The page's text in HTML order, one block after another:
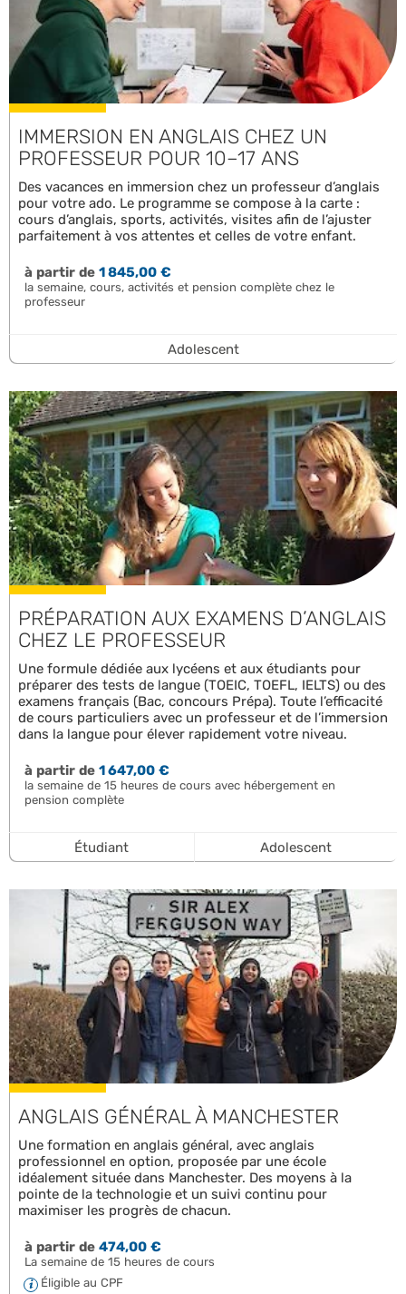
IMMERSION EN ANGLAIS CHEZ UN
PROFESSEUR POUR 10–17 ANS
Des vacances en immersion chez un professeur d’anglais
pour votre ado. Le programme se compose à la carte :
cours d’anglais, sports, activités, visites afin de l’ajuster
parfaitement à vos attentes et celles de votre enfant.
à partir de1 845,00 €
la semaine, cours, activités et pension complète chez le
professeur
Adolescent
PRÉPARATION AUX EXAMENS D’ANGLAIS
CHEZ LE PROFESSEUR
Une formule dédiée aux lycéens et aux étudiants pour
préparer des tests de langue (TOEIC, TOEFL, IELTS) ou des
examens français (Bac, concours Prépa). Toute l’efficacité
de cours particuliers avec un professeur et de l’immersion
dans la langue pour élever rapidement votre niveau.
à partir de1 647,00 €
la semaine de 15 heures de cours avec hébergement en
pension complète
Étudiant Adolescent
ANGLAIS GÉNÉRAL À MANCHESTER
Une formation en anglais général, avec anglais
professionnel en option, proposée par une école
idéalement située dans Manchester. Des moyens à la
pointe de la technologie et un suivi continu pour
maximiser les progrès de chacun.
à partir de474,00 €
La semaine de 15 heures de cours
Éligible au CPF